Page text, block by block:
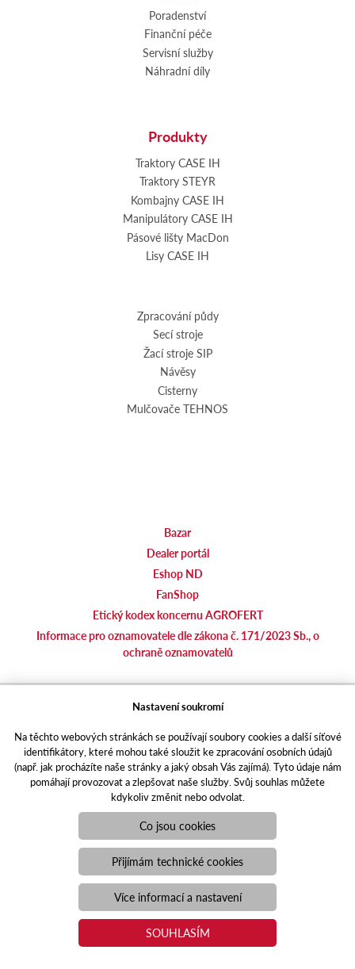
Poradenství
Finanční péče
Servisní služby
Náhradní díly
Produkty
Traktory CASE IH
Traktory STEYR
Kombajny CASE IH
Manipulátory CASE IH
Pásové lišty MacDon
Lisy CASE IH
Zpracování půdy
Secí stroje
Žací stroje SIP
Návěsy
Cisterny
Mulčovače TEHNOS
Bazar
Dealer portál
Eshop ND
FanShop
Etický kodex koncernu AGROFERT
Informace pro oznamovatele dle zákona č. 171/2023 Sb., o
ochraně oznamovatelů
Responzivní webPuxdesign | agrics.cz © 2021
Toto jsou internetové stránky společnosti AGRI CS a. s., se sídlem
v Hustopečích, Hybešova 14, PSČ 69301, IČO 26243334,
zapsané v OR vedeném Krajským soudem v Brně, oddíl B, vložka
3582. Společnost AGRI CS a.s. je členem koncernu AGROFERT
řízeného společností AGROFERT, a.s., IČO 26185610, se sídlem
na adrese Pyšelská 2327/2, Chodov, 149 00 Praha 4.
agrotec.cz
portal.caseklub.cz
shop.agrics.cz
traktorbazar.cz
eshop.agrics.cz/cs
a-finance.cz
Nastavení soukromí
Na těchto webových stránkách se používají soubory cookies a další síťové
identifikátory, které mohou také sloužit ke zpracování osobních údajů
(např. jak procházíte naše stránky a jaký obsah Vás zajímá). Tyto údaje nám
pomáhají provozovat a zlepšovat naše služby. Svůj souhlas můžete
kdykoliv změnit nebo odvolat.
Co jsou cookies
Přijímám technické cookies
Více informací a nastavení
SOUHLASÍM